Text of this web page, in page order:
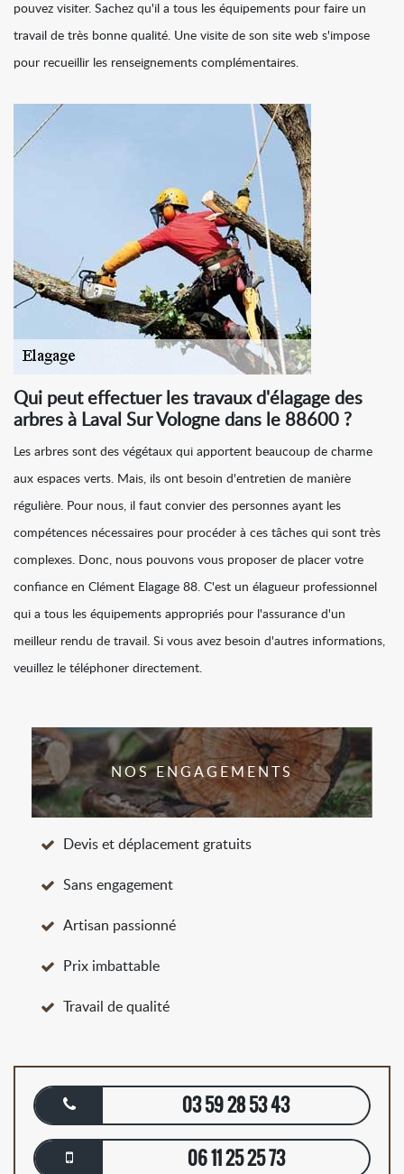
pouvez visiter. Sachez qu'il a tous les équipements pour faire un
travail de très bonne qualité. Une visite de son site web s'impose
pour recueillir les renseignements complémentaires.
Qui peut effectuer les travaux d'élagage des
arbres à Laval Sur Vologne dans le 88600 ?
Les arbres sont des végétaux qui apportent beaucoup de charme
aux espaces verts. Mais, ils ont besoin d'entretien de manière
régulière. Pour nous, il faut convier des personnes ayant les
compétences nécessaires pour procéder à ces tâches qui sont très
complexes. Donc, nous pouvons vous proposer de placer votre
confiance en Clément Elagage 88. C'est un élagueur professionnel
qui a tous les équipements appropriés pour l'assurance d'un
meilleur rendu de travail. Si vous avez besoin d'autres informations,
veuillez le téléphoner directement.
NOS ENGAGEMENTS
Devis et déplacement gratuits
Sans engagement
Artisan passionné
Prix imbattable
Travail de qualité
03 59 28 53 43
06 11 25 25 73